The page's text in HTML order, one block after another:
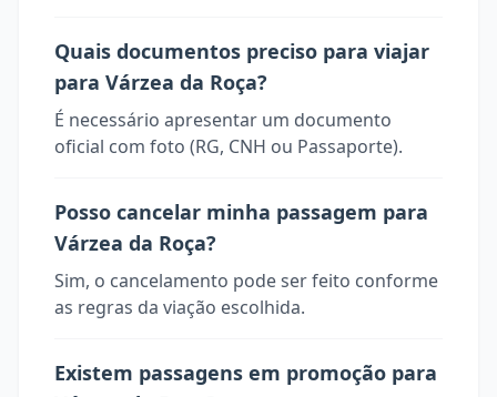
Quais documentos preciso para viajar
para Várzea da Roça?
É necessário apresentar um documento
oficial com foto (RG, CNH ou Passaporte).
Posso cancelar minha passagem para
Várzea da Roça?
Sim, o cancelamento pode ser feito conforme
as regras da viação escolhida.
Existem passagens em promoção para